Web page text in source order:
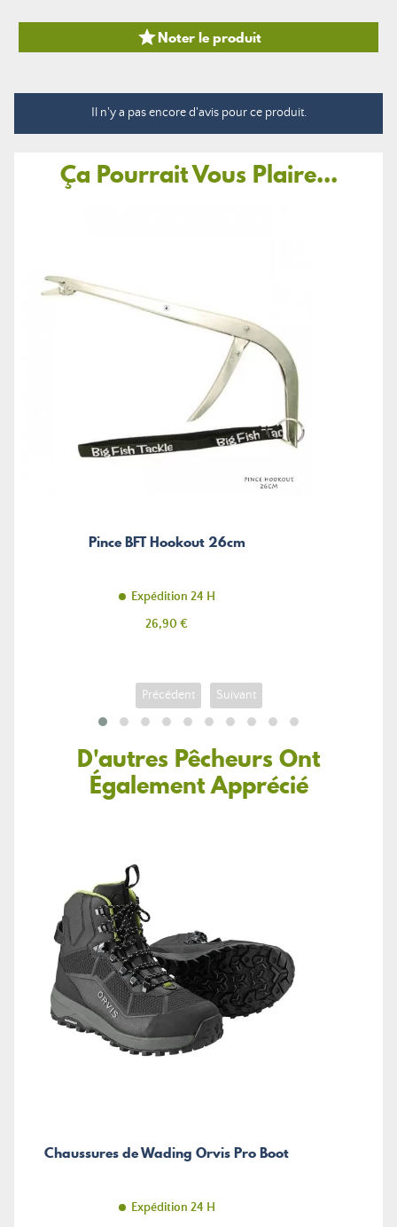
Noter le produit
Il n'y a pas encore d'avis pour ce produit.
Ça Pourrait Vous Plaire...
Pince BFT Hookout 26cm
Expédition 24 H
Prix
26,90 €
Précédent Suivant
D'autres Pêcheurs Ont
Également Apprécié
Chaussures de Wading Orvis Pro Boot
Expédition 24 H